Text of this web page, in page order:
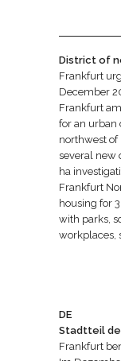
District of
Frankfurt
December
Frankfurt
for an urban
northwest of
several new
ha
Frankfurt
housing for
with parks,
workplaces,
DE
Stadtteil
Frankfurt